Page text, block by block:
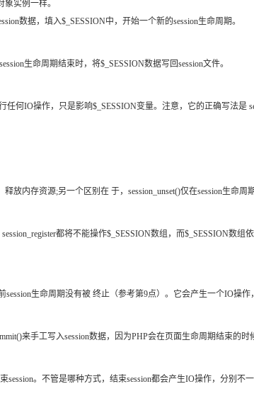
实例一样。
数据，填入$_SESSION中，开始一个新的session生命周期。
生命周期结束时，将$_SESSION数据写回session文件。
操作，只是影响$_SESSION变量。注意，它的正确写法是
内存资源;另一个区别在 于，session_unset()仅在session生
都将不能操作$_SESSION数组，而$_SESSION
生命周期没有被 终止（参考第9点）。它会产生一个IO操
来手工写入session数据，因为PHP会在页面生命周期结束
。不管是哪种方式，结束session都会产生IO操作，分